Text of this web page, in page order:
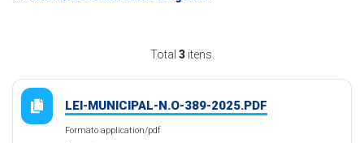
Total 3itens.
LEI-MUNICIPAL-N.O-389-2025.PDF
Formato application/pdf